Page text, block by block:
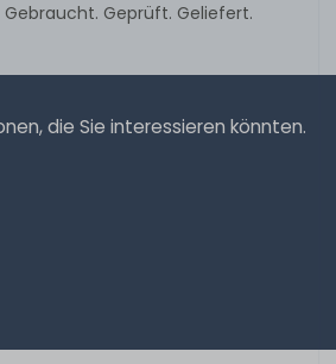
Gebraucht. Geprüft. Geliefert.
die Sie interessieren könnten.